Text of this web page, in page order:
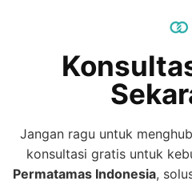
Jangan ragu untuk
konsultasi gratis untuk
PermatamasIndonesia,